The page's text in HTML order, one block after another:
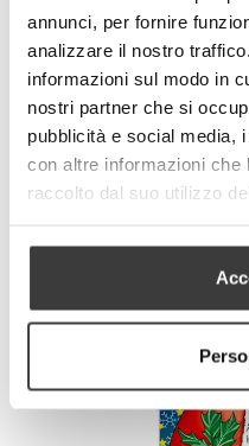
annunci, per fornire
analizzare il nostro
informazioni sul modo in
nostri partner che si
pubblicità e social media,
con altre informazioni che
raccolto dal suo utilizzo
Grembiule Babbo
€12.50